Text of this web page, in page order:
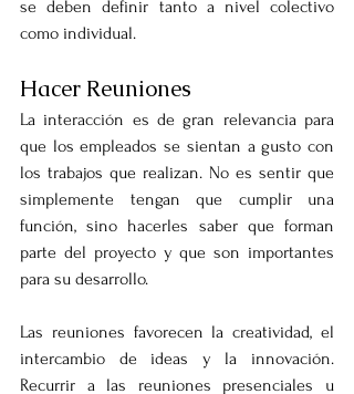
se deben definir tanto a nivel colectivo
como individual.
Hacer Reuniones
La interacción es de gran relevancia para
que los empleados se sientan a gusto con
los trabajos que realizan. No es sentir que
simplemente tengan que cumplir una
función, sino hacerles saber que forman
parte del proyecto y que son importantes
para su desarrollo.
Las reuniones favorecen la creatividad, el
intercambio de ideas y la innovación.
Recurrir a las reuniones presenciales u